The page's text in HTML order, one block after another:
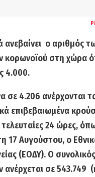
ανεβαίνει ο αριθμός
κορωνοϊού στη χώρα
4.000.
σε 4.206 ανέρχονται
επιβεβαιωμένα
τελευταίες 24 ώρες,
17 Αυγούστου, ο
(ΕΟΔΥ). Ο
ανέρχεται σε543.749